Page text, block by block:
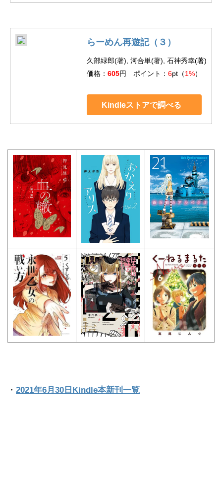
らーめん再遊記（３）
久部緑郎(著), 河合単(著), 石神秀幸(著)
価格： 605円 ポイント： 6pt（1%）
Kindleストアで調べる
・ 2021年6月30日Kindle本新刊一覧